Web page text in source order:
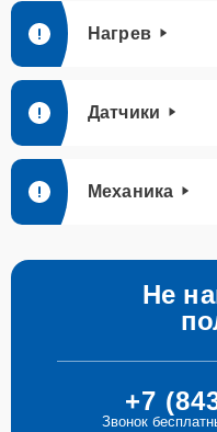
Нагрев
Датчики
Механика
Не
+7
Звонок